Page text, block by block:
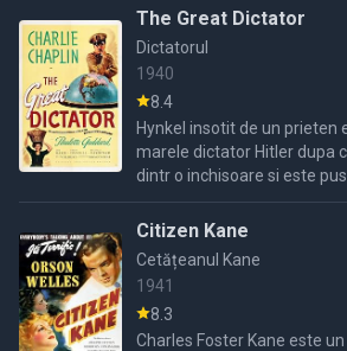
sotia lui ...
The Great Dictator
Dictatorul
1940
8.4
Hynkel insotit de un prieten
marele dictator Hitler dupa
dintr o inchisoare si este
armatei, mai mult toata
Citizen Kane
Cetățeanul Kane
1941
8.3
Charles Foster Kane este un multimilionar de